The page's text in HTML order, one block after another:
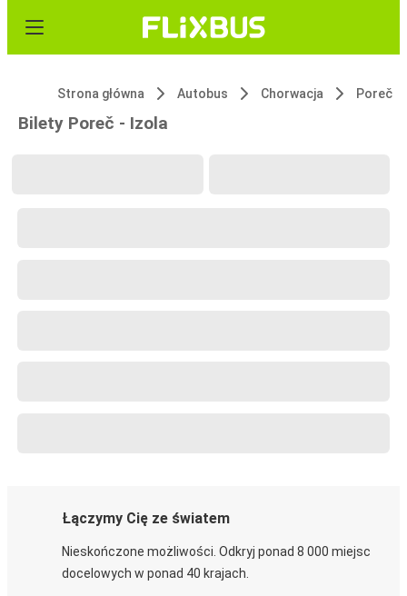
Strona główna Autobus Chorwacja Poreč
Bilety Poreč - Izola
Łączymy Cię ze światem
Nieskończone możliwości. Odkryj ponad 8 000 miejsc
docelowych w ponad 40 krajach.